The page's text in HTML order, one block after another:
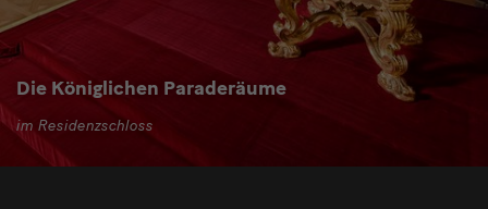
Die Königlichen Paraderäume
im Residenzschloss